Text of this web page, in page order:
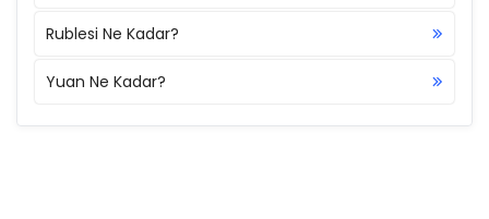
Rublesi Ne Kadar?
Yuan Ne Kadar?